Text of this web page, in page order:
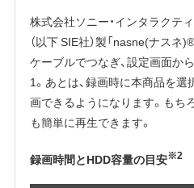
株式会社ソニー・インタラクテ
（以下 SIE社）製「nasne(ナス
ケーブルでつなぎ、設定画面か
1。あとは、録画時に本商品を
画できるようになります。もち
も簡単に再生できます。
録画時間とHDD容量の目安※2